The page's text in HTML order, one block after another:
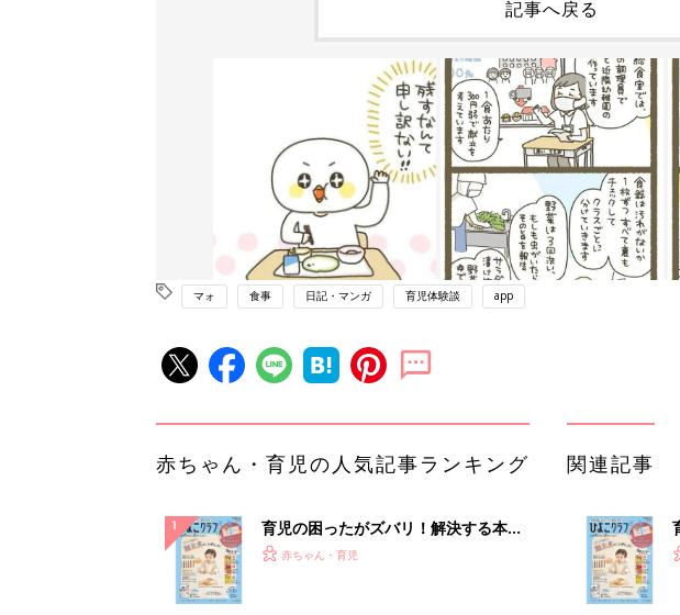
記事へ戻る
マォ 食事 日記・マンガ 育児体験談 app
赤ちゃん・育児の人気記事ランキング
育児の困ったがズバリ！解決する本
『ひよこクラブ 秋号』 4カ月～2才
赤ちゃん・育児
関連記事